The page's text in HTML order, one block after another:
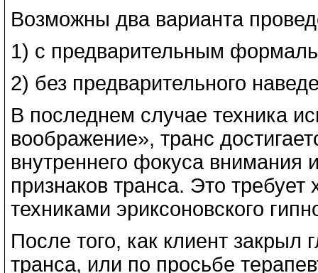
Возможны два варианта
1) с предварительным
2) без предварительного
В последнем случае техника
воображение», транс
внутреннего фокуса
признаков транса. Это
техниками эриксоновского
После того, как клиент закрыл
транса, или по просьбе